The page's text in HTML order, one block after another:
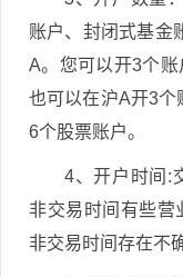
账户、封闭式基金
A。您可以开3个账
也可以在沪A开3个
6个股票账户。
4、开户时间:
非交易时间有些营
非交易时间存在不